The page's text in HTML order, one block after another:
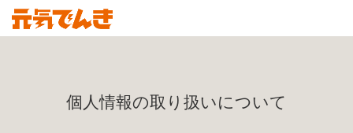
個人情報の取り扱いについて